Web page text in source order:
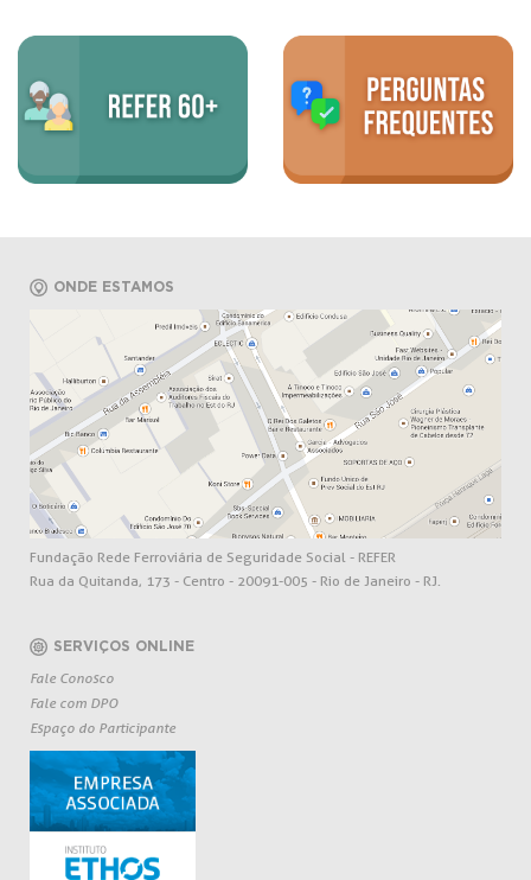
ONDE ESTAMOS
Fundação Rede Ferroviária de Seguridade Social - REFER
Rua da Quitanda, 173 - Centro - 20091-005 - Rio de Janeiro - RJ.
SERVIÇOS ONLINE
Fale Conosco
Fale com DPO
Espaço do Participante